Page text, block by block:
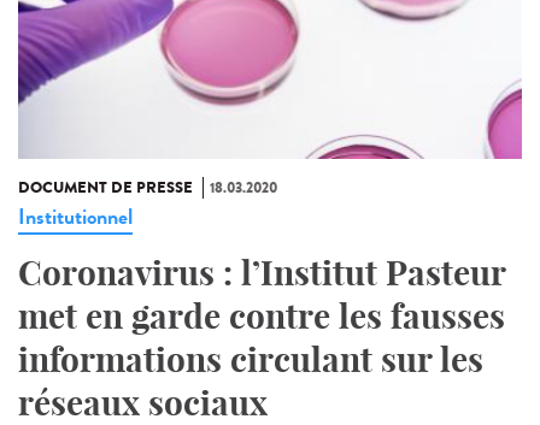
DOCUMENT DE PRESSE 18.03.2020
Institutionnel
Coronavirus : l’Institut Pasteur
met en garde contre les fausses
informations circulant sur les
réseaux sociaux